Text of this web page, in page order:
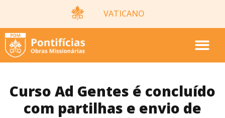
VATICANO
Curso Ad Gentes é concluído
com partilhas e envio de